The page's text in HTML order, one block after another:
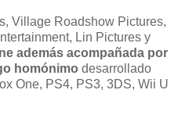
Village Roadshow Pictures,
Lin Pictures y
además acompañada por
homónimo desarrollado
One, PS4, PS3, 3DS, Wii U